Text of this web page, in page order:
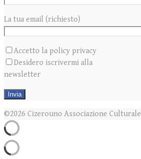
La tua email (richiesto)
Accetto la policy privacy
Desidero iscrivermi alla
newsletter
©2026 Cizerouno Associazione Culturale